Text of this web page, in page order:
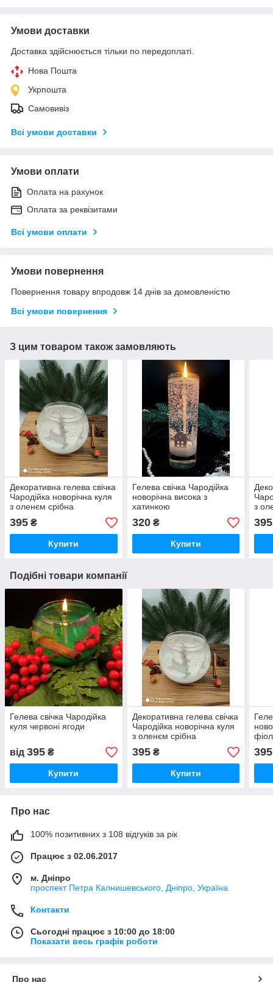
Умови доставки
Доставка здійснюється тільки по передоплаті.
Нова Пошта
Укрпошта
Самовивіз
Всі умови доставки
Умови оплати
Оплата на рахунок
Оплата за реквізитами
Всі умови оплати
Умови повернення
Повернення товару впродовж 14 днів за домовленістю
Всі умови повернення
З цим товаром також замовляють
Декоративна гелева свічка
Чародійка новорічна куля
з оленєм срібна
395 ₴
Купити
Гелева свічка Чародійка
новорічна висока з
хатинкою
320₴
Купити
з
395
Подібні товари компанії
Гелева свічка Чародійка
куля червоні ягоди
від 395 ₴
Купити
Декоративна гелева свічка
Чародійка новорічна куля
з оленєм срібна
395₴
Купити
395
Про нас
100% позитивних з 108 відгуків за рік
Працює з 02.06.2017
м. Дніпро
проспект Петра Калнишевського, Дніпро, Україна
Контакти
Сьогодні працює з 10:00 до 18:00
Показати весь графік роботи
Про нас